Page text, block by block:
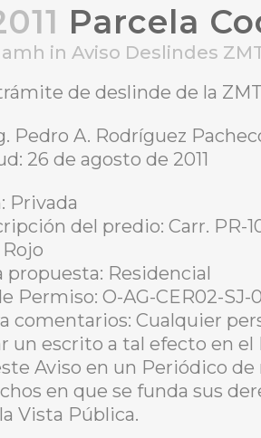
Parcela
in Aviso Deslindes
de deslinde de la
Pedro A. Rodríguez
26 de agosto de 2011
Privada
del predio: Carr. PR-
propuesta: Residencial
Permiso: O-AG-CER02-SJ-
comentarios: Cualquier
un escrito a tal efecto en
Aviso en un Periódico
en que se funda sus
Vista Pública.